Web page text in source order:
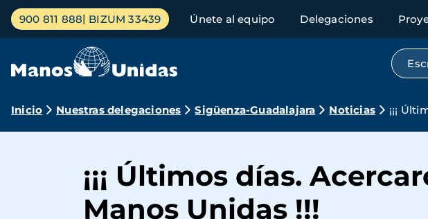
Pasar
contenido
Menú
principal
900 811 888 BIZUM 33439 Únete al equipo Delegaciones
Ruta
navegación
Inicio Nuestras delegaciones Sigüenza-Guadalajara Noticias ¡¡¡
¡¡¡ Últimos días.
Manos Unidas !!!